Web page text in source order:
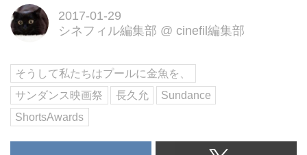
secondary school. This is a story
who put them there.Screens with
Shorts Program 4YEAR 2016
SEC...
2017-01-29
シネフィル編集部 @ cinefil編集部
そうして私たちはプールに金魚を、
サンダンス映画祭
長久允
Sundance
ShortsAwards